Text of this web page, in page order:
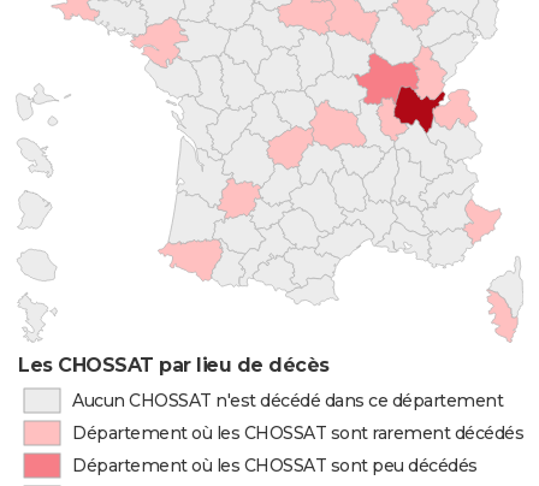
Les CHOSSAT par lieu de décès
Aucun CHOSSAT n'est décédé dans ce département
Département où les CHOSSAT sont rarement décédés
Département où les CHOSSAT sont peu décédés